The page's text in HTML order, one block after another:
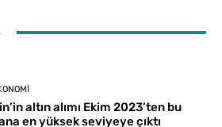
altın alımı Ekim 2023’ten bu
en yüksek seviyeye çıktı